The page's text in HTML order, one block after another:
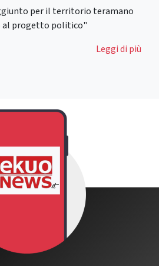
per il territorio teramano
al progetto politico"
Leggi di più